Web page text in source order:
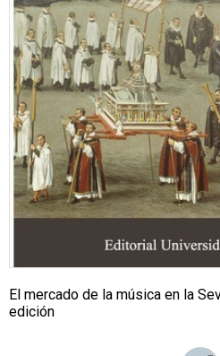
El mercado de la música en la
edición